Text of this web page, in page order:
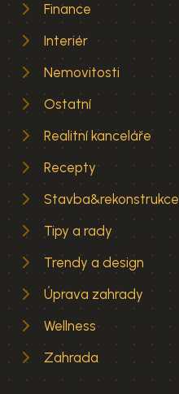
Finance
Interiér
Nemovitosti
Ostatní
Realitní kanceláře
Recepty
Stavba&rekonstrukce
Tipy a rady
Trendy a design
Úprava zahrady
Wellness
Zahrada